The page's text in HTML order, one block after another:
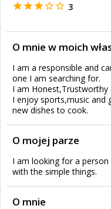
3
O mnie w moich
I am a responsible and
one I am searching for.
I am Honest,Trustworthy
I enjoy sports,music and
new dishes to cook.
O mojej parze
I am looking for a
with the simple things.
O mnie